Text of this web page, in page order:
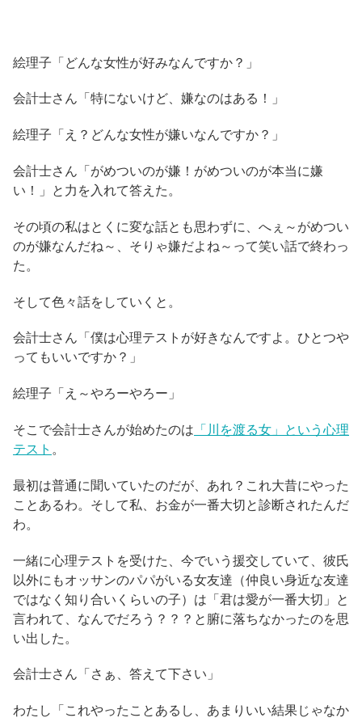
絵理子「どんな女性が好みなんですか？」
会計士さん「特にないけど、嫌なのはある！」
絵理子「え？どんな女性が嫌いなんですか？」
会計士さん「がめついのが嫌！がめついのが本当に嫌
い！」と力を入れて答えた。
その頃の私はとくに変な話とも思わずに、へぇ～がめつい
のが嫌なんだね～、そりゃ嫌だよね～って笑い話で終わっ
た。
そして色々話をしていくと。
会計士さん「僕は心理テストが好きなんですよ。ひとつや
ってもいいですか？」
絵理子「え～やろーやろー」
そこで会計士さんが始めたのは 「川を渡る女」という心理
テスト 。
最初は普通に聞いていたのだが、あれ？これ大昔にやった
ことあるわ。そして私、お金が一番大切と診断されたんだ
わ。
一緒に心理テストを受けた、今でいう援交していて、彼氏
以外にもオッサンのパパがいる女友達（仲良い身近な友達
ではなく知り合いくらいの子）は「君は愛が一番大切」と
言われて、なんでだろう？？？と腑に落ちなかったのを思
い出した。
会計士さん「さぁ、答えて下さい」
わたし「これやったことあるし、あまりいい結果じゃなか